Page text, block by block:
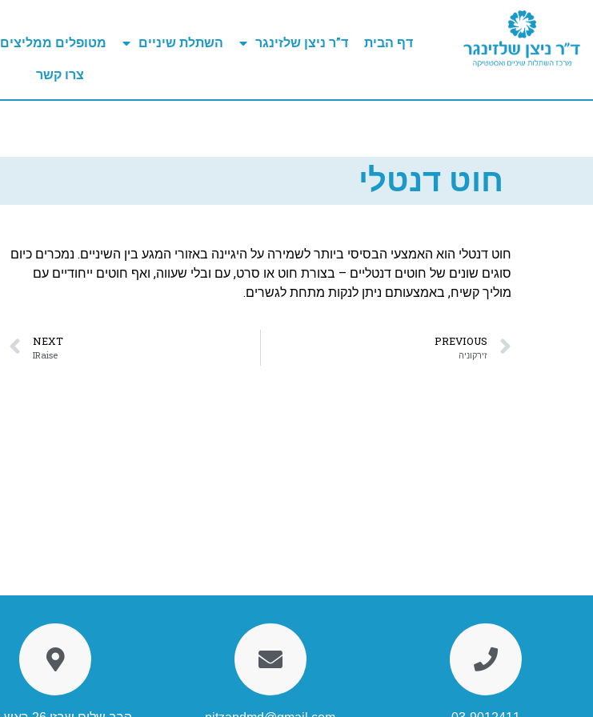
דף הבית ד”ר ניצן שלזינגר השתלת שיניים מטופלים ממליצים
צרו קשר
חוט דנטלי
חוט דנטלי הוא האמצעי הבסיסי ביותר לשמירה על היגיינה באזורי המגע בין השיניים. נמכרים כיום
סוגים שונים של חוטים דנטליים – בצורת חוט או סרט, עם ובלי שעווה, ואף חוטים ייחודיים עם
מוליך קשיח, באמצעותם ניתן לנקות מתחת לגשרים.
PREVIOUS
זירקוניה
NEXT
IRaise